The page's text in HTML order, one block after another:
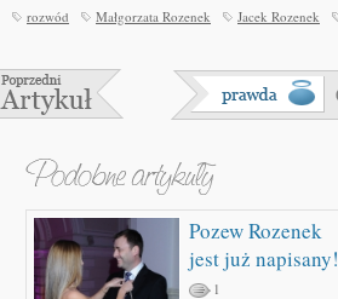
rozwód Małgorzata Rozenek Jacek Rozenek
Pozew Rozenek
jest już napisany!
1